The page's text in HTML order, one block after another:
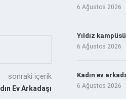
sonraki içerik
Ev Arkadaşı
6 Ağustos 2026
Yıldız
6 Ağustos 2026
Kadın ev
6 Ağustos 2026